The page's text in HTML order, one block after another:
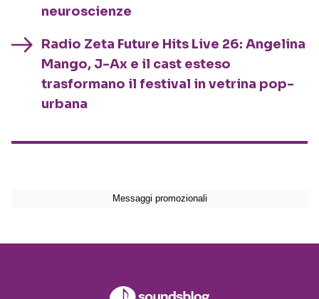
neuroscienze
Radio Zeta Future Hits Live 26: Angelina
Mango, J-Ax e il cast esteso
trasformano il festival in vetrina pop-
urbana